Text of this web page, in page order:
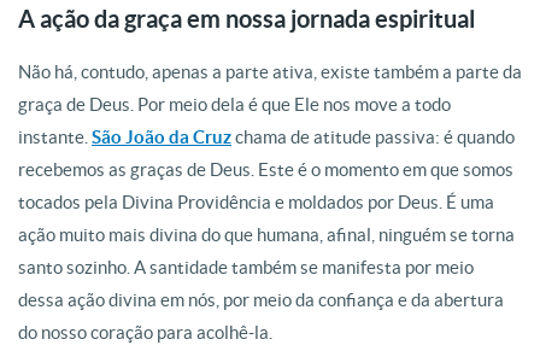
A ação da graça em nossa jornada espiritual
Não há, contudo, apenas a parte ativa, existe também a parte da
graça de Deus. Por meio dela é que Ele nos move a todo
instante. São João da Cruzchama de atitude passiva: é quando
recebemos as graças de Deus. Este é o momento em que somos
tocados pela Divina Providência e moldados por Deus. É uma
ação muito mais divina do que humana, afinal, ninguém se torna
santo sozinho. A santidade também se manifesta por meio
dessa ação divina em nós, por meio da confiança e da abertura
do nosso coração para acolhê-la.